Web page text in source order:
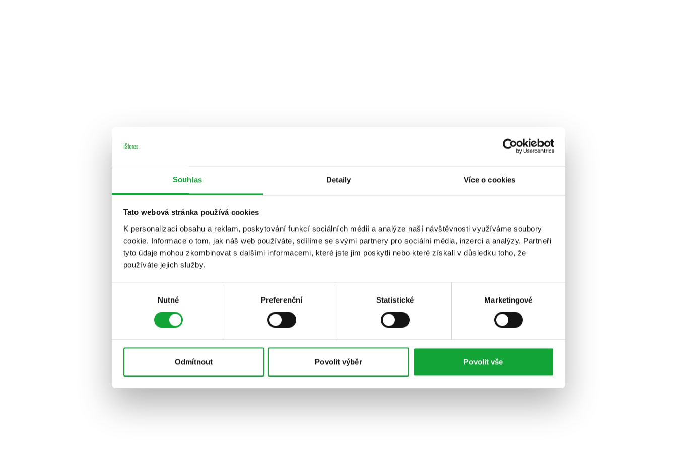
Souhlas Detaily Více o cookies
Tato webová stránka používá cookies
K personalizaci obsahu a reklam, poskytování funkcí sociálních médií a analýze naší návštěvnosti využíváme soubory
cookie. Informace o tom, jak náš web používáte, sdílíme se svými partnery pro sociální média, inzerci a analýzy. Partneři
tyto údaje mohou zkombinovat s dalšími informacemi, které jste jim poskytli nebo které získali v důsledku toho, že
používáte jejich služby.
Nutné Preferenční Statistické Marketingové
Odmítnout Povolit výběr Povolit vše